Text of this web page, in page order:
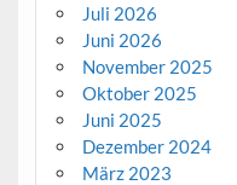
Juli 2026
Juni 2026
November 2025
Oktober 2025
Juni 2025
Dezember 2024
März 2023